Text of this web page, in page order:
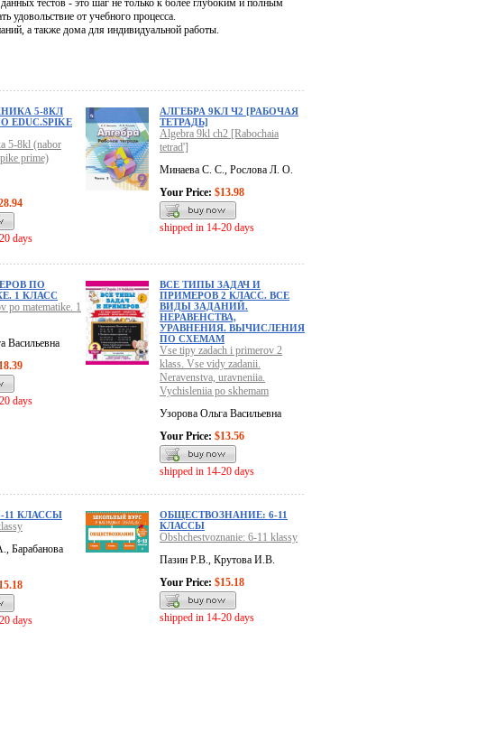
тестов - это шаг не только к более глубоким и полным
удовольствие от учебного процесса.
а также дома для индивидуальной работы.
5-8КЛ
EDUC.SPIKE
5-8kl (nabor
prime)
days
АЛГЕБРА 9КЛ Ч2 [РАБОЧАЯ
ТЕТРАДЬ]
Algebra 9kl ch2 [Rabochaia
tetrad']
Минаева С. С., Рослова Л. О.
Your Price: $13.98
shipped in 14-20 days
ПО
1 КЛАСС
po matematike. 1
Васильевна
days
ВСЕ ТИПЫ ЗАДАЧ И
ПРИМЕРОВ 2 КЛАСС. ВСЕ
ВИДЫ ЗАДАНИЙ.
НЕРАВЕНСТВА,
УРАВНЕНИЯ. ВЫЧИСЛЕНИЯ
ПО СХЕМАМ
Vse tipy zadach i primerov 2
klass. Vse vidy zadanii.
Neravenstva, uravneniia.
Vychisleniia po skhemam
Узорова Ольга Васильевна
Your Price: $13.56
shipped in 14-20 days
11 КЛАССЫ
Барабанова
days
ОБЩЕСТВОЗНАНИЕ: 6-11
КЛАССЫ
Obshchestvoznanie: 6-11 klassy
Пазин Р.В., Крутова И.В.
Your Price: $15.18
shipped in 14-20 days